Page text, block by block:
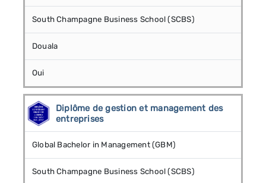
South Champagne Business School (SCBS)
Douala
Oui
Diplôme de gestion et management des
entreprises
Global Bachelor in Management (GBM)
South Champagne Business School (SCBS)